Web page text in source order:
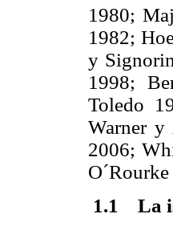
1980;
1982;
y
1998;
Toledo
Warner
2006;
1.1 La